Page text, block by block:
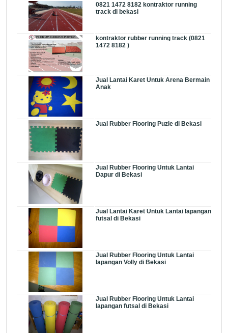
0821 1472 8182 kontraktor running
track di bekasi
kontraktor rubber running track (0821
1472 8182 )
Jual Lantai Karet Untuk Arena Bermain
Anak
Jual Rubber Flooring Puzle di Bekasi
Jual Rubber Flooring Untuk Lantai
Dapur di Bekasi
Jual Lantai Karet Untuk Lantai lapangan
futsal di Bekasi
Jual Rubber Flooring Untuk Lantai
lapangan Volly di Bekasi
Jual Rubber Flooring Untuk Lantai
lapangan futsal di Bekasi